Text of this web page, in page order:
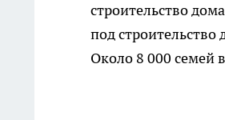
строительство
под строительство
Около 8 000 семей